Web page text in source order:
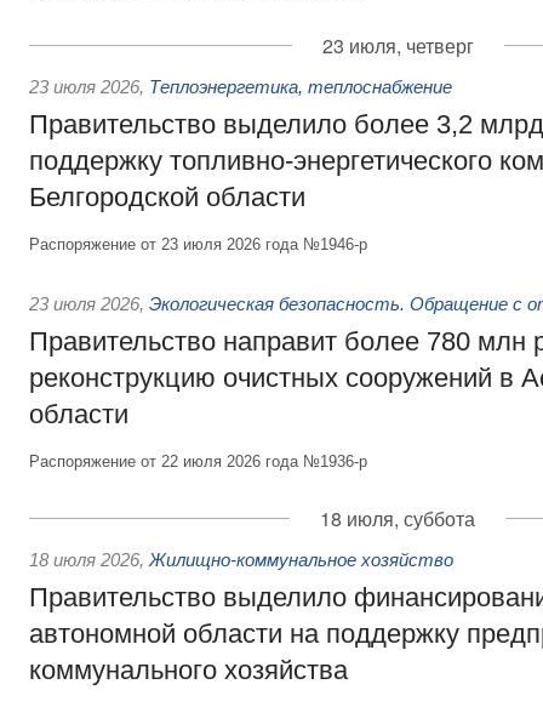
23 июля, четверг
23 июля 2026, Теплоэнергетика, теплоснабжение
Правительство выделило более 3,2
поддержку топливно-энергетического
Белгородской области
Распоряжение от 23 июля 2026 года №1946-р
23 июля 2026, Экологическая безопасность. Обращение с
Правительство направит более 780 млн
реконструкцию очистных сооружений в
области
Распоряжение от 22 июля 2026 года №1936-р
18 июля, суббота
18 июля 2026, Жилищно-коммунальное хозяйство
Правительство выделило
автономной области на поддержку
коммунального хозяйства